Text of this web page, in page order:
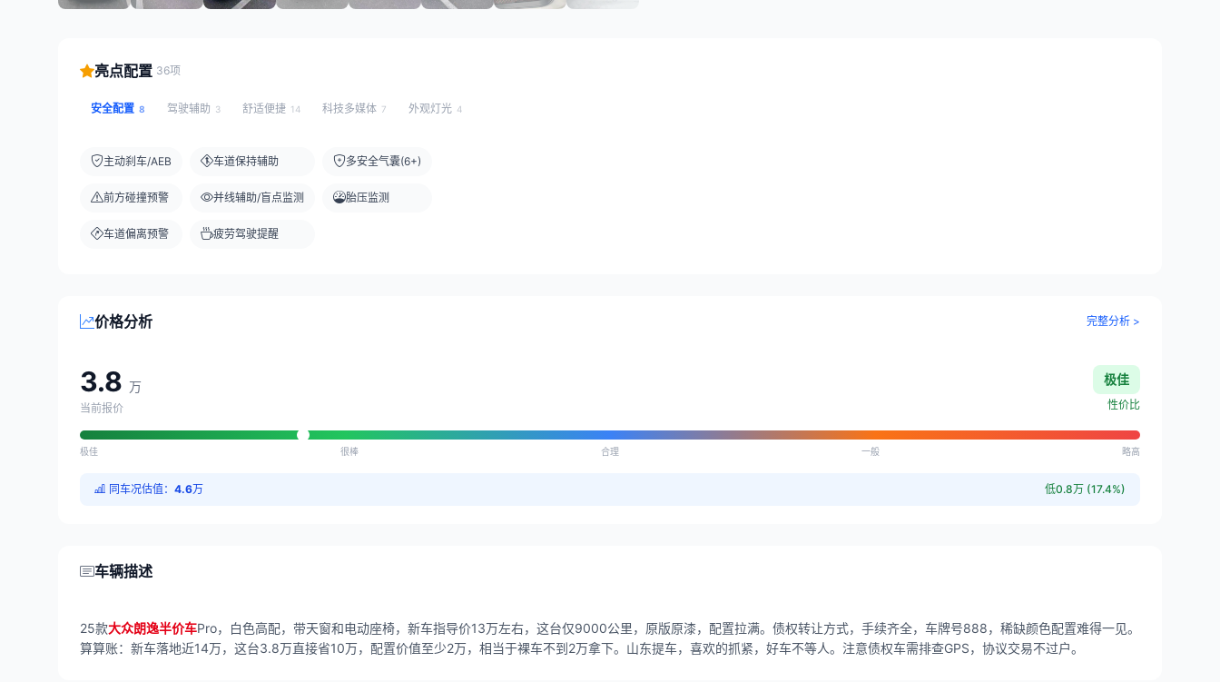
亮点配置 36项
安全配置 8 驾驶辅助 3 舒适便捷 14 科技多媒体 7 外观灯光 4
主动刹车/AEB
前方碰撞预警
车道偏离预警
车道保持辅助
并线辅助/盲点监测
疲劳驾驶提醒
多安全气囊(6+)
胎压监测
价格分析 完整分析 >
3.8 万
当前报价
极佳
性价比
极佳 很棒 合理 一般 略高
同车况估值： 4.6万 低0.8万 (17.4%)
车辆描述
25款大众朗逸半价车Pro，白色高配，带天窗和电动座椅，新车指导价13万左右，这台仅9000公里，原版原漆，配置拉满。债权转让方式，手续齐全，车牌号888，稀缺颜色配置难得一见。
算算账：新车落地近14万，这台3.8万直接省10万，配置价值至少2万，相当于裸车不到2万拿下。山东提车，喜欢的抓紧，好车不等人。注意债权车需排查GPS，协议交易不过户。